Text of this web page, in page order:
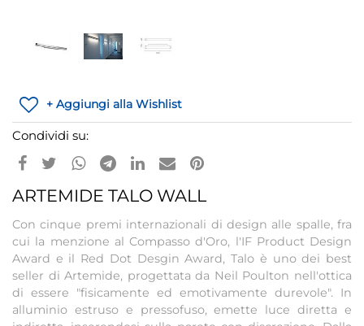
+ Aggiungi alla Wishlist
Condividi su:
ARTEMIDE TALO WALL
Con cinque premi internazionali di design alle spalle, fra
cui la menzione al Compasso d'Oro, l'IF Product Design
Award e il Red Dot Desgin Award, Talo è uno dei best
seller di Artemide, progettata da Neil Poulton nell'ottica
di essere "fisicamente ed emotivamente durevole". In
alluminio estruso e pressofuso, emette luce diretta e